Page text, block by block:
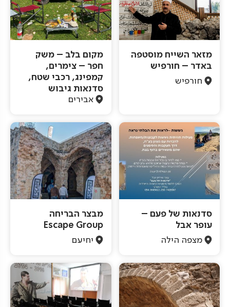
מזאר השייח מוסטפה
באדר – חורפיש
חורפיש
מקום בלב – משק
חפר – צימרים,
קמפינג, רכבי שטח,
סדנאות גיבוש
אבירים
סדנאות של פעם –
עופר אבל
מצפה הילה
מבצר הבריחה
Escape Group
יחיעם